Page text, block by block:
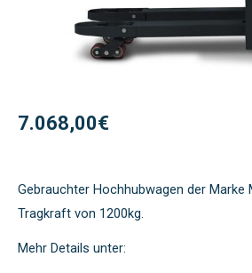
7.068,00€
Gebrauchter Hochhubwagen der Marke
Tragkraft von 1200kg.
Mehr Details unter: